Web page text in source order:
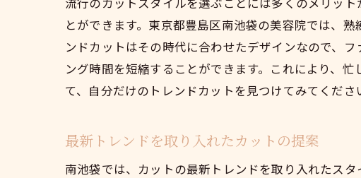
とができます。東京都豊島区南池袋の美容院では、
ンドカットはその時代に合わせたデザインなので、
ング時間を短縮することができます。これにより、
て、自分だけのトレンドカットを見つけてみてくださ
最新トレンドを取り入れたカットの提案
南池袋では、カットの最新トレンドを取り入れたス